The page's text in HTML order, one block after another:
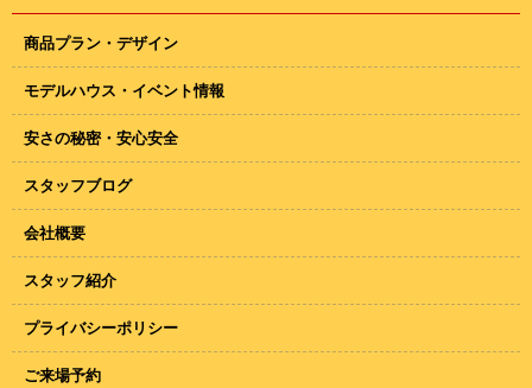
商品プラン・デザイン
モデルハウス・イベント情報
安さの秘密・安心安全
スタッフブログ
会社概要
スタッフ紹介
プライバシーポリシー
ご来場予約